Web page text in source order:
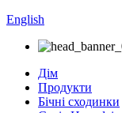
English
Дім
Продукти
Бічні сходинки